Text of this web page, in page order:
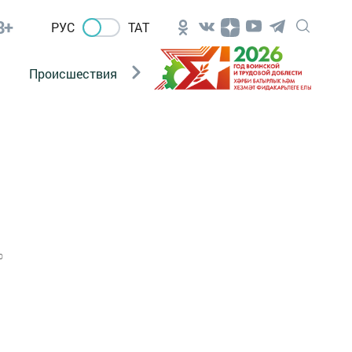
РУС ТАТ
Происшествия Новости Госавтоинспекции